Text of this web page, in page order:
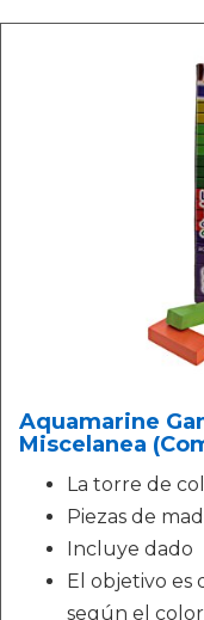
Aquamarine
Miscelanea
La torre de
Piezas de
Incluye dado
El objetivo es
según el